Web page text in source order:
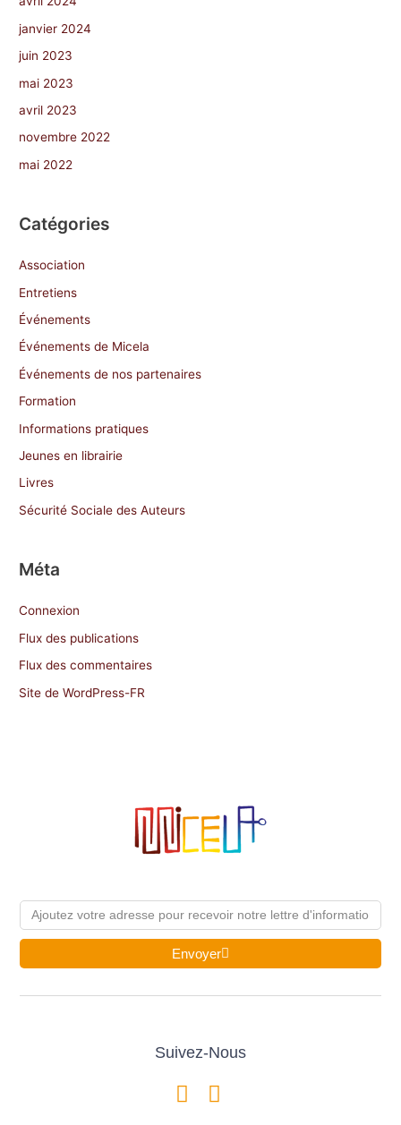
janvier 2024
juin 2023
mai 2023
avril 2023
novembre 2022
mai 2022
Catégories
Association
Entretiens
Événements
Événements de Micela
Événements de nos partenaires
Formation
Informations pratiques
Jeunes en librairie
Livres
Sécurité Sociale des Auteurs
Méta
Connexion
Flux des publications
Flux des commentaires
Site de WordPress-FR
Email
Envoyer
Suivez-Nous